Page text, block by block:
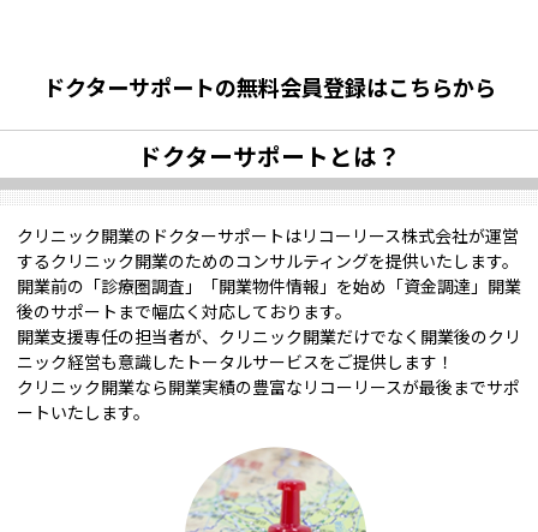
ドクターサポートの無料会員登録はこちらから
ドクターサポートとは？
クリニック開業のドクターサポートはリコーリース株式会社が運営
するクリニック開業のためのコンサルティングを提供いたします。
開業前の「診療圏調査」「開業物件情報」を始め「資金調達」開業
後のサポートまで幅広く対応しております。
開業支援専任の担当者が、クリニック開業だけでなく開業後のクリ
ニック経営も意識したトータルサービスをご提供します！
クリニック開業なら開業実績の豊富なリコーリースが最後までサポ
ートいたします。